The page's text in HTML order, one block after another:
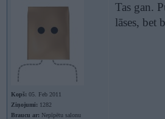
Kopš: 05. Feb 2011
Ziņojumi: 1282
Braucu ar: Nepīpētu salonu
Tas gan.
lāses, bet